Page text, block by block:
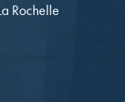
Rochelle